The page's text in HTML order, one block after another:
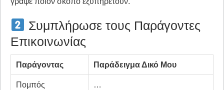
Συμπλήρωσε τους Παράγοντες
Επικοινωνίας
Παράγοντας Παράδειγμα Δικό Μου
Πομπός …